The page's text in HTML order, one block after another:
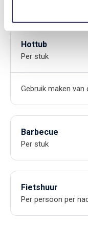
Hottub
Per stuk
Gebruik maken
Barbecue
Per stuk
Fietshuur
Per persoon per